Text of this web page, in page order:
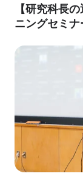
【研究科長
ニングセミナ